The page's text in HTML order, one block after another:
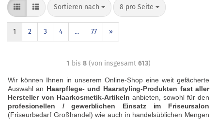
Sortieren nach 8 pro Seite
1 2 3 4 ... 77 »
1 bis 8 (von insgesamt 613)
Wir können Ihnen in unserem Online-Shop eine weit gefächerte
Auswahl an Haarpflege- und Haarstyling-Produkten fast aller
Hersteller von Haarkosmetik-Artikeln anbieten, sowohl für den
profesionellen / gewerblichen Einsatz im Friseursalon
(Friseurbedarf Großhandel) wie auch in handelsüblichen Mengen